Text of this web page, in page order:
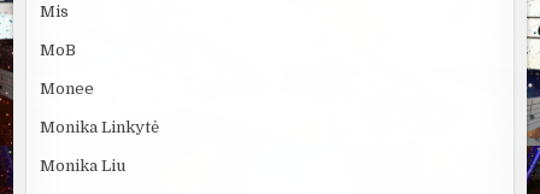
Mis
MoB
Monee
Monika Linkytė
Monika Liu